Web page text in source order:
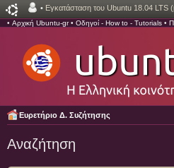
• Εγκατάσταση του Ubuntu 18.04 LTS
• Αρχική Ubuntu-gr• Οδηγοί - How to - Tutorials •
Ευρετήριο Δ. Συζήτησης
Αναζήτηση